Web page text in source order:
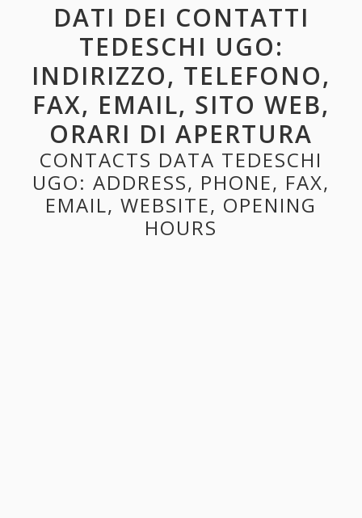
DATI DEI CONTATTI
TEDESCHI UGO:
INDIRIZZO, TELEFONO,
FAX, EMAIL, SITO WEB,
ORARI DI APERTURA
CONTACTS DATA TEDESCHI
UGO: ADDRESS, PHONE, FAX,
EMAIL, WEBSITE, OPENING
HOURS